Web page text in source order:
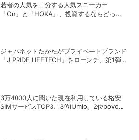
若者の人気を二分する人気スニーカー
「On」と「HOKA」、投資するならどっ
ジャパネットたかたがプライベートブランド
「J PRIDE LIFETECH」をローンチ、第1弾
3万4000人に聞いた現在利用している格安
SIMサービスTOP3、3位IIJmio、2位povo、